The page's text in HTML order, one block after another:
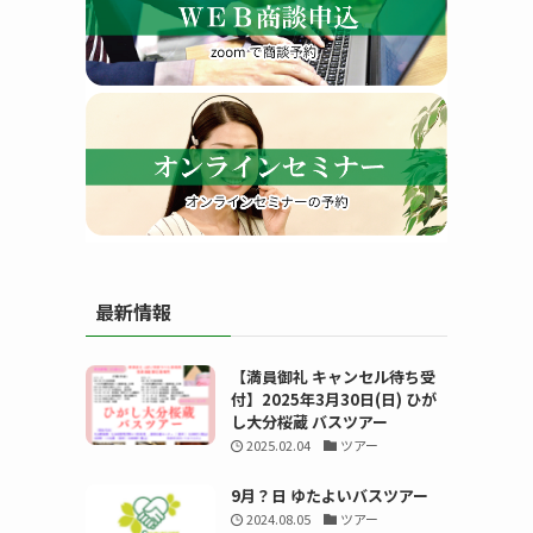
す
る
最新情報
【満員御礼 キャンセル待ち受
付】2025年3月30日(日) ひが
し大分桜蔵 バスツアー
2025.02.04 ツアー
9月？日 ゆたよいバスツアー
2024.08.05 ツアー